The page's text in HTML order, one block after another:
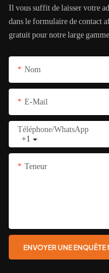
Il vous suffit de laisser votre
dans le formulaire de contact
gratuit pour notre large
Nom
E-Mail
+1
Téléphone/WhatsApp
Teneur
ENVOYER UNE